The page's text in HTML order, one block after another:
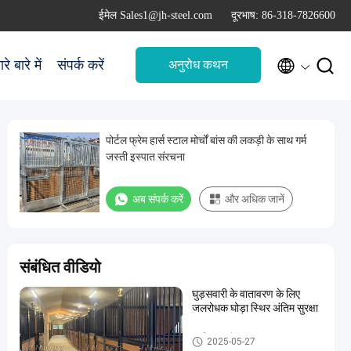
ईमेल Sales1@jh-steel.com दूरभाष: 86-318-7826600
बारे में संपर्क करें अनुरोध कथन  
पोर्टल फ्रेम हार्स स्टाल मोर्चों बांस की लकड़ी के साथ गर्म
जस्ती इस्पात संरचना
अब संपर्क करें और अधिक जानें
संबंधित वीडियो
घुड़सवारी के वातावरण के लिए
जलरोधक घोड़ा स्थिर अंतिम सुरक्षा
हार्स स्टॉल पैनल
2025-05-27